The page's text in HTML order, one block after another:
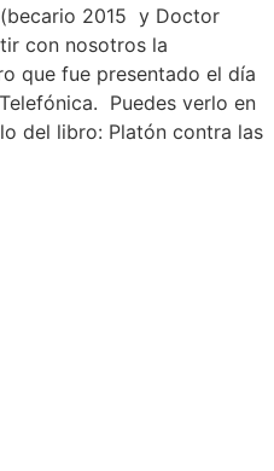
(becario 2015 y Doctor
con nosotros la
que fue presentado el día
Puedes verlo en
del libro: Platón contra las